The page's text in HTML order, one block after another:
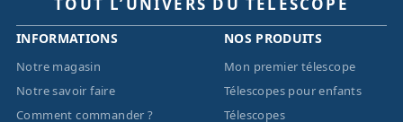
INFORMATIONS
Notre magasin
Notre savoir faire
Comment commander ?
NOS PRODUITS
Mon premier télescope
Télescopes pour enfants
Télescopes